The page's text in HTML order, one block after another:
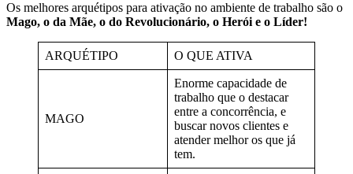
Os melhores arquétipos para ativação no ambiente de trabalho são o
Mago, o da Mãe, o do Revolucionário, o Herói e o Líder!
ARQUÉTIPO O QUE ATIVA
MAGO
Enorme capacidade de
trabalho que o destacar
entre a concorrência, e
buscar novos clientes e
atender melhor os que já
tem.